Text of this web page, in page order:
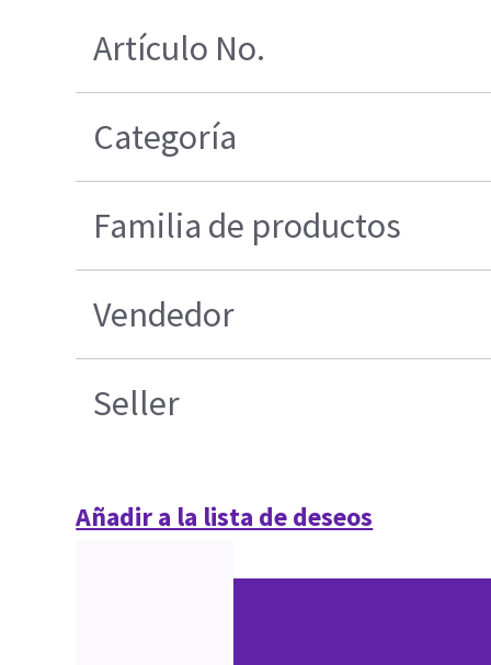
Artículo No.
Categoría
Familia de productos
Vendedor
Seller
Añadir a la lista de deseos